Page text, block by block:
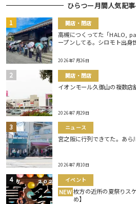
ひらつー月間人気記
開店・閉店
高槻につくってた「HALO,
ープンしてる。シロモト出身
2026年7月26日
開店・閉店
イオンモール久御山の複数店
2026年7月29日
ニュース
宮之阪に行列できてた。あら
2026年7月10日
イベント
NEW 枚方の近所の夏祭りス
め】